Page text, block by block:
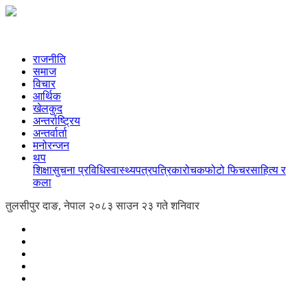
राजनीति
समाज
विचार
आर्थिक
खेलकुद
अन्तर्राष्ट्रिय
अन्तर्वार्ता
मनोरन्जन
थप
शिक्षासुचना प्रविधिस्वास्थ्यपत्रपत्रिकारोचकफोटो फिचरसाहित्य र
कला
तुलसीपुर दाङ, नेपाल २०८३ साउन २३ गते शनिवार